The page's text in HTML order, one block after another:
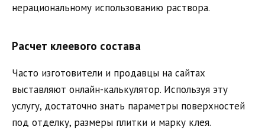
нерациональному использованию раствора.
Расчет клеевого состава
Часто изготовители и продавцы на сайтах
выставляют онлайн-калькулятор. Используя эту
услугу, достаточно знать параметры поверхностей
под отделку, размеры плитки и марку клея.